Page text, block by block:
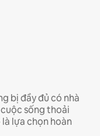
bị đầy đủ có nhà
sống thoải
lựa chọn hoàn